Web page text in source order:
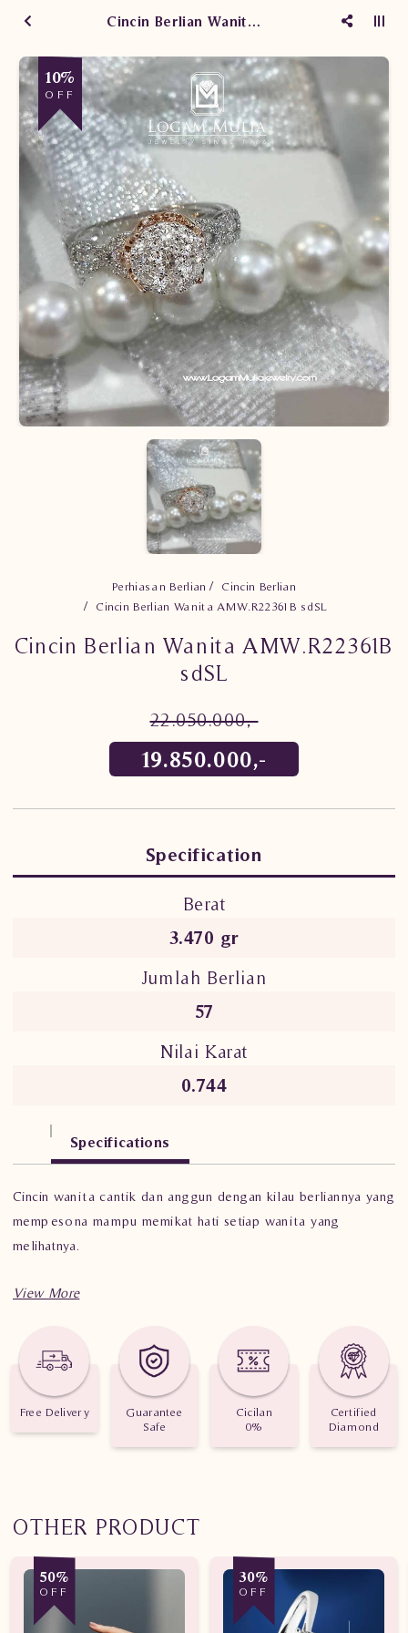
Cincin Berlian Wanita AMW.R22361B sdSL
10%
OFF
Perhiasan Berlian
Cincin Berlian
Cincin Berlian Wanita AMW.R22361B sdSL
Cincin Berlian Wanita AMW.R22361B
sdSL
22.050.000,-
19.850.000,-
Specification
Berat
3.470 gr
Jumlah Berlian
57
Nilai Karat
0.744
Specifications
Cincin wanita cantik dan anggun dengan kilau berliannya yang
mempesona mampu memikat hati setiap wanita yang
melihatnya.
Berat: 3.470 gram
Jumlah berlian: 57 buah
Free Delivery
Guarantee
Safe
Cicilan
0%
Certified
Diamond
OTHER PRODUCT
50%
OFF
30%
OFF